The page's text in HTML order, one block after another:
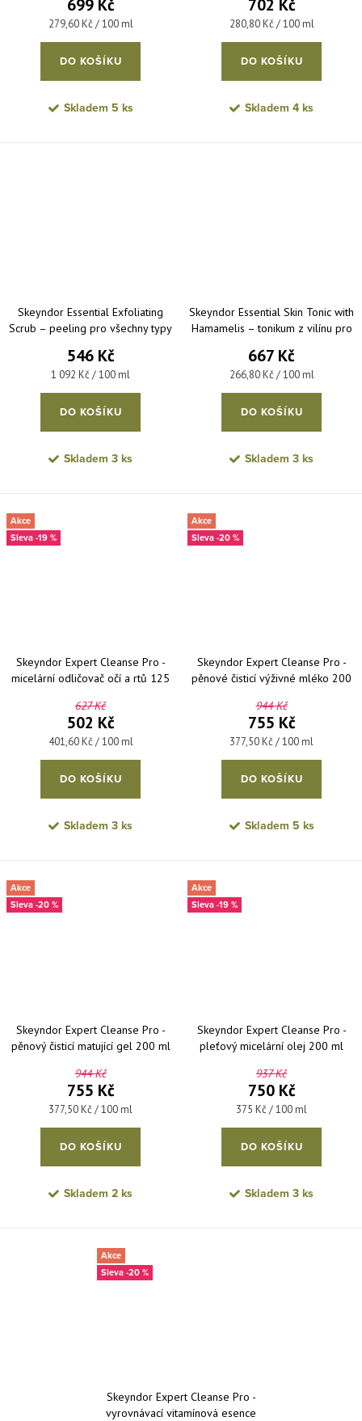
všechny typy pleti 250 ml
699 Kč
Měrná cena:
279,60 Kč / 100 ml
DO KOŠÍKU
Skladem 5 ks
pro mastnou až smíšenou pleť
250 ml
702 Kč
Měrná cena:
280,80 Kč / 100 ml
DO KOŠÍKU
Skladem 4 ks
Skeyndor Essential Exfoliating
Scrub – peeling pro všechny typy
546 Kč
Měrná cena:
1 092 Kč / 100 ml
DO KOŠÍKU
Skladem 3 ks
Skeyndor Essential Skin Tonic with
Hamamelis – tonikum z vilínu pro
667 Kč
Měrná cena:
266,80 Kč / 100 ml
DO KOŠÍKU
Skladem 3 ks
Akce
-19 %
Skeyndor Expert Cleanse Pro -
micelární odličovač očí a rtů 125
627 Kč
502 Kč
Měrná cena:
401,60 Kč / 100 ml
DO KOŠÍKU
Skladem 3 ks
Akce
-20 %
Skeyndor Expert Cleanse Pro -
pěnové čisticí výživné mléko 200
944 Kč
755 Kč
Měrná cena:
377,50 Kč / 100 ml
DO KOŠÍKU
Skladem 5 ks
Akce
-20 %
Skeyndor Expert Cleanse Pro -
pěnový čisticí matující gel 200 ml
944 Kč
755 Kč
Měrná cena:
377,50 Kč / 100 ml
DO KOŠÍKU
Skladem 2 ks
Akce
-19 %
Skeyndor Expert Cleanse Pro -
pleťový micelární olej 200 ml
937 Kč
750 Kč
Měrná cena:
375 Kč / 100 ml
DO KOŠÍKU
Skladem 3 ks
Akce
-20 %
Skeyndor Expert Cleanse Pro -
vyrovnávací vitamínová esence